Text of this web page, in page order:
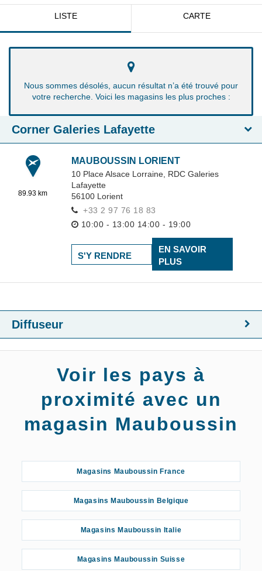
LISTE CARTE
Nous sommes désolés, aucun résultat n’a été trouvé pour
votre recherche. Voici les magasins les plus proches :
Corner Galeries Lafayette
89.93 km
MAUBOUSSIN LORIENT
10 Place Alsace Lorraine, RDC Galeries
Lafayette
56100 Lorient
+33 2 97 76 18 83
10:00 - 13:00 14:00 - 19:00
EN SAVOIR
PLUS
S'Y RENDRE
Diffuseur
Voir les pays à
proximité avec un
magasin Mauboussin
Magasins Mauboussin France
Magasins Mauboussin Belgique
Magasins Mauboussin Italie
Magasins Mauboussin Suisse